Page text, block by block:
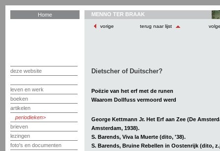
Home
deze website
leven en werk
boeken
artikelen
periodieken
brieven
lezingen
foto's en documenten
MENNO TER BRAAK
vorige terug naar lijst
Dietscher of Duitscher?
Poëzie van het erf met de runen
Waarom Dollfuss vermoord werd
George Kettmann Jr. Het Erf aan Zee (De
Amsterdam, 1938).
S. Barends, Viva la Muerte (dito, '38).
S. Barends, Bruine Rebellen in Oostenrijk (dito,